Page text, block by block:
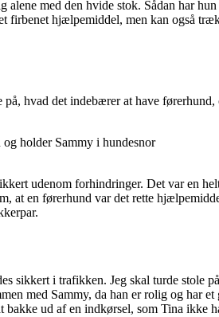
med den hvide stok. Sådan har
hjælpemiddel, men kan også
hvad det indebærer at have
udenom forhindringer. Det var en
en førerhund var det rette
sikkert i trafikken. Jeg skal turde stole
med Sammy, da han er rolig og har
ud af en indkørsel, som Tina ikke